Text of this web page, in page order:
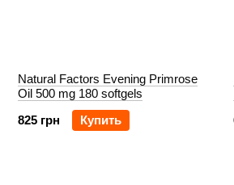
Natural Factors Evening Primrose
Oil 500 mg 180 softgels
825 грн
Купить